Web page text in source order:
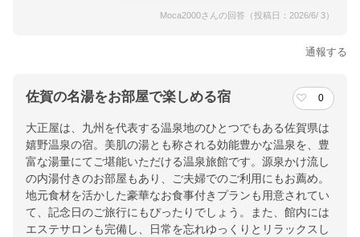
Moca2000さんの回答（投稿日：2026/6/ 3）
通報する
佐賀の名湯をお部屋で楽しめる宿 0
大正屋は、九州を代表する温泉地のひとつでもある佐賀県は
嬉野温泉の宿。美肌の湯とも称される効能豊かな温泉を、豊
富な湯量にてご堪能いただける温泉旅館です。源泉かけ流し
の内湯付きのお部屋もあり、ご夫婦でのご利用にもお薦め。
地元食材を活かした豪華なお食事付きプランも用意されてい
て、記念日のご旅行にもぴったりでしょう。また、館内には
エステサロンも完備し、日常を忘れゆっくりとリラックスし